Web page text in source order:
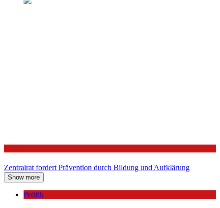
Zentralrat fordert Prävention durch Bildung und Aufklärung
Show more
Politik